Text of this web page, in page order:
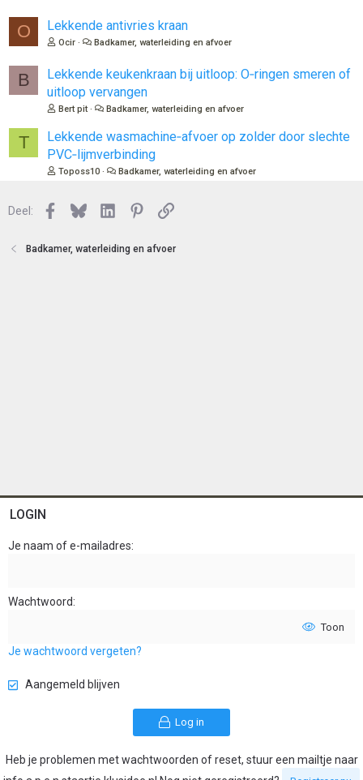
O Lekkende antivries kraan
Ocir Badkamer, waterleiding en afvoer
B
Lekkende keukenkraan bij uitloop: O‑ringen smeren of
uitloop vervangen
Bert pit Badkamer, waterleiding en afvoer
T
Lekkende wasmachine‑afvoer op zolder door slechte
PVC‑lijmverbinding
Toposs10 Badkamer, waterleiding en afvoer
Deel: Facebook
BlueskyLinkedInPinterest
Link
Badkamer, waterleiding en afvoer
LOGIN
Je naam of e-mailadres
Wachtwoord
Toon
Je wachtwoord vergeten?
Aangemeld blijven
Log in
Heb je problemen met wachtwoorden of reset, stuur een mailtje naar